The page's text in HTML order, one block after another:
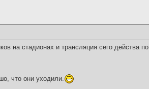
на стадионах и трансляция сего действа по
что они уходили.